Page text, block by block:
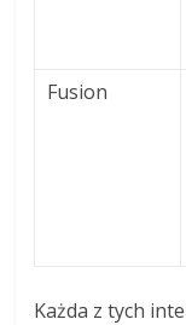
Fusion
Każda z tych